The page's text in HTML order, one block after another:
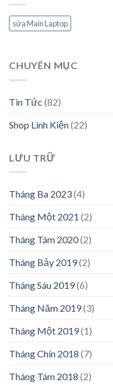
sửa Main Laptop
CHUYÊN MỤC
Tin Tức (82)
Shop Linh Kiện(22)
LƯU TRỮ
Tháng Ba 2023(4)
Tháng Một 2021 (2)
Tháng Tám 2020(2)
Tháng Bảy 2019(2)
Tháng Sáu 2019(6)
Tháng Năm 2019(3)
Tháng Một 2019(1)
Tháng Chín 2018 (7)
Tháng Tám 2018 (2)